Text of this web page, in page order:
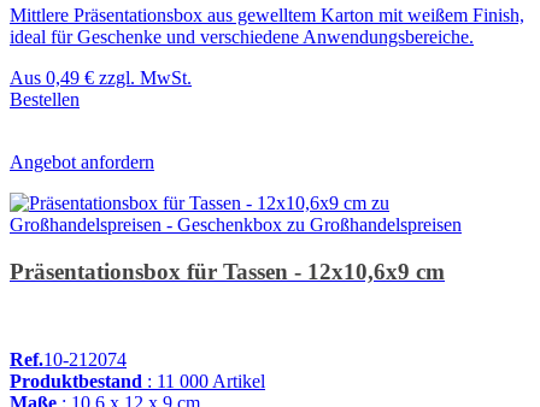
Mittlere Präsentationsbox aus gewelltem Karton mit weißem Finish,
ideal für Geschenke und verschiedene Anwendungsbereiche.
Aus 0,49 € zzgl. MwSt.
Bestellen
Angebot anfordern
Präsentationsbox für Tassen - 12x10,6x9 cm
Ref.10-212074
Produktbestand : 11 000 Artikel